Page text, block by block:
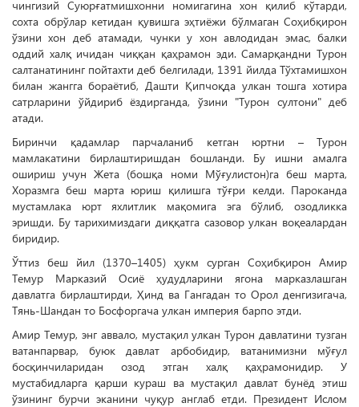
чингизий Суюрғатмишхонни номигагина хон қилиб кўтарди,
сохта обрўлар кетидан қувишга эҳтиёжи бўлмаган Соҳибқирон
ўзини хон деб атамади, чунки у хон авлодидан эмас, балки
оддий халқ ичидан чиққан қаҳрамон эди. Самарқандни Турон
салтанатининг пойтахти деб белгилади, 1391 йилда Тўхтамишхон
билан жангга бораётиб, Дашти Қипчоқда улкан тошга хотира
сатрларини ўйдириб ёздирганда, ўзини "Турон султони" деб
атади.
Биринчи қадамлар парчаланиб кетган юртни – Турон
мамлакатини бирлаштиришдан бошланди. Бу ишни амалга
ошириш учун Жета (бошқа номи Мўғулистон)га беш марта,
Хоразмга беш марта юриш қилишга тўғри келди. Пароканда
мустамлака юрт яхлитлик мақомига эга бўлиб, озодликка
эришди. Бу тарихимиздаги диққатга сазовор улкан воқеалардан
биридир.
Ўттиз беш йил (1370–1405) ҳукм сурган Соҳибқирон Амир
Темур Марказий Осиё ҳудудларини ягона марказлашган
давлатга бирлаштирди, Ҳинд ва Гангадан то Орол денгизигача,
Тянь-Шандан то Босфоргача улкан империя барпо этди.
Амир Темур, энг аввало, мустақил улкан Турон давлатини тузган
ватанпарвар, буюк давлат арбобидир, ватанимизни мўғул
босқинчиларидан озод этган халқ қаҳрамонидир. У
мустабидларга қарши кураш ва мустақил давлат бунёд этиш
ўзининг бурчи эканини чуқур англаб етди. Президент Ислом